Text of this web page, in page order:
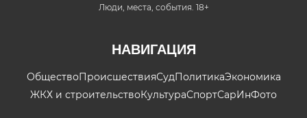
Люди, места, события. 18+
НАВИГАЦИЯ
ОбществоПроисшествияСудПолитикаЭкономика
ЖКХ и строительствоКультураСпортСарИнФото